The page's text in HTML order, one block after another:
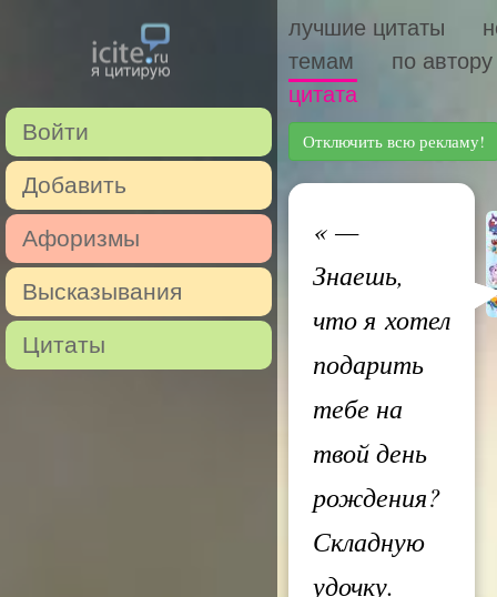
Войти
Добавить
Афоризмы
Высказывания
Цитаты
лучшие цитаты
темам
по автору
цитата
Отключить всю рекламу!
«—
Знаешь,
что я хотел
подарить
тебе на
твой день
рождения?
Складную
удочку.